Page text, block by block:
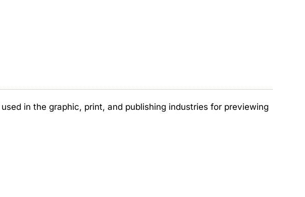
in the graphic, print, and publishing industries for previewing